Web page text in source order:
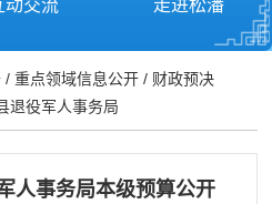
动交流 走进松潘
/重点领域信息公开 / 财政预决
退役军人事务局
人事务局本级预算公开